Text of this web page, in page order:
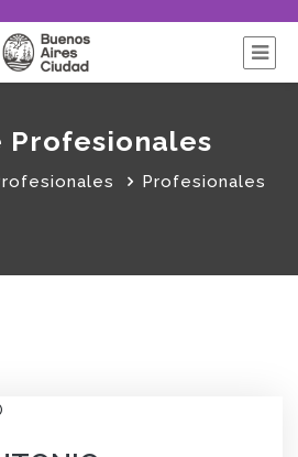
Profesionales
Profesionales